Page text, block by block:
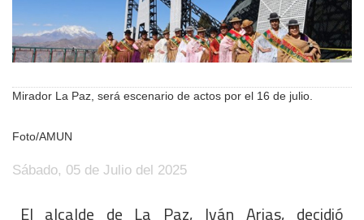
Mirador La Paz, será escenario de actos por el 16 de julio.
Foto/AMUN
Sábado, 05 de Julio del 2025
El alcalde de La Paz, Iván Arias, decidió